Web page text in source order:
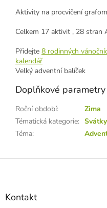
Aktivity na procvičení
Celkem 17 aktivit , 28 stran
Přidejte 8 rodinných
kalendář
Velký adventní balíček
Doplňkové parametry
Roční období:
Zima
Tématická kategorie:
Téma:
Z
Kontakt